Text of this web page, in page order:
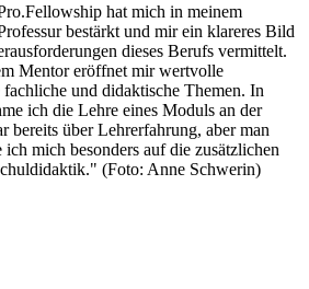
hat mich in meinem
bestärkt und mir ein klareres Bild
dieses Berufs vermittelt.
Mentor eröffnet mir wertvolle
und didaktische Themen. In
ich die Lehre eines Moduls an der
bereits über Lehrerfahrung, aber man
mich besonders auf die zusätzlichen
(Foto: Anne Schwerin)